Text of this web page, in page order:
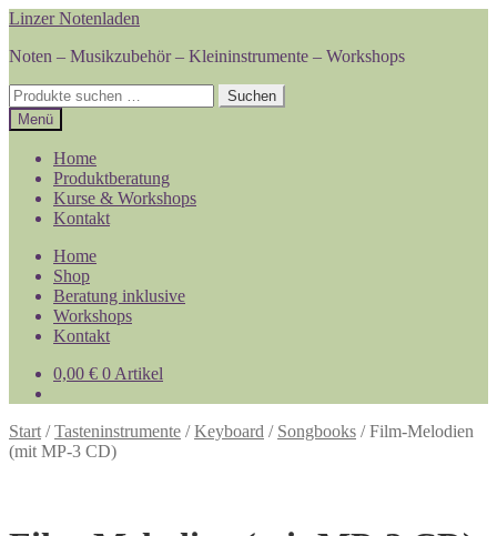
Zur
springen
Zum
springen
Linzer Notenladen
Noten – Musikzubehör – Kleininstrumente – Workshops
Suchen
nach:
Suchen
Menü
Home
Produktberatung
Kurse & Workshops
Kontakt
Home
Shop
Beratung inklusive
Workshops
Kontakt
0,00 € 0 Artikel
Start /Tasteninstrumente /Keyboard / Songbooks /Film-Melodien
(mit MP-3 CD)